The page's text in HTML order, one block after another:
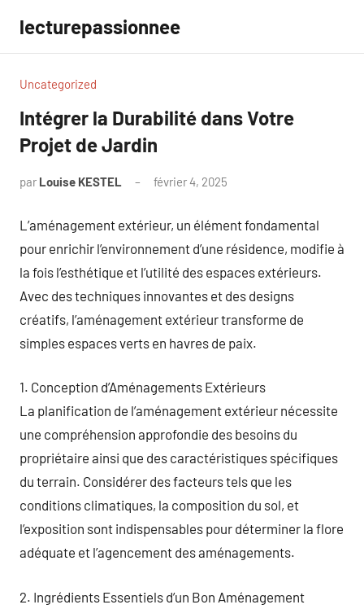
contenu
lecturepassionnee
Uncategorized
Intégrer la Durabilité dans Votre
Projet de Jardin
par Louise KESTEL février 4, 2025
L’aménagement extérieur, un élément fondamental
pour enrichir l’environnement d’une résidence, modifie à
la fois l’esthétique et l’utilité des espaces extérieurs.
Avec des techniques innovantes et des designs
créatifs, l’aménagement extérieur transforme de
simples espaces verts en havres de paix.
1. Conception d’Aménagements Extérieurs
La planification de l’aménagement extérieur nécessite
une compréhension approfondie des besoins du
propriétaire ainsi que des caractéristiques spécifiques
du terrain. Considérer des facteurs tels que les
conditions climatiques, la composition du sol, et
l’exposition sont indispensables pour déterminer la flore
adéquate et l’agencement des aménagements.
2. Ingrédients Essentiels d’un Bon Aménagement